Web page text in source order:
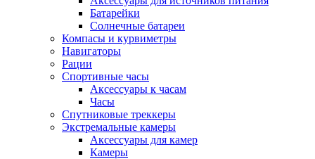
Батарейки
Солнечные батареи
Компасы и курвиметры
Навигаторы
Рации
Спортивные часы
Аксессуары к часам
Часы
Спутниковые треккеры
Экстремальные камеры
Аксессуары для камер
Камеры